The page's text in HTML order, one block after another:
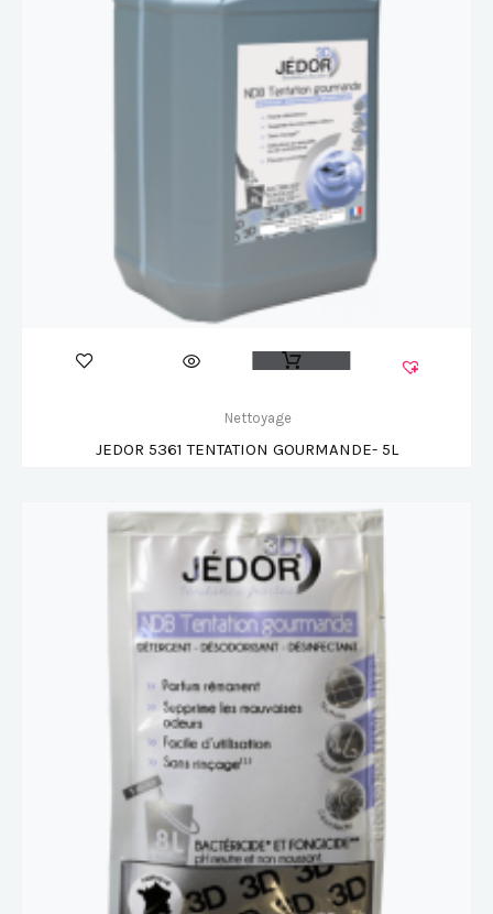
Nettoyage
JEDOR 5361 TENTATION GOURMANDE- 5L